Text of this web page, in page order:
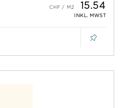
15.54
INKL. MWST